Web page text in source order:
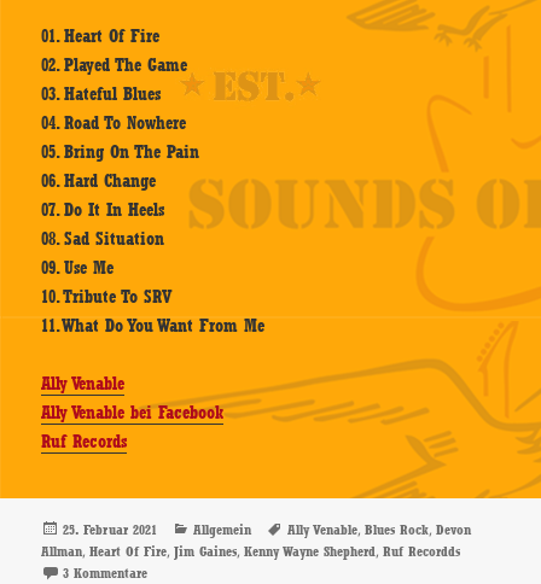
01. Heart Of Fire
02. Played The Game
03. Hateful Blues
04. Road To Nowhere
05. Bring On The Pain
06. Hard Change
07. Do It In Heels
08. Sad Situation
09. Use Me
10. Tribute To SRV
11. What Do You Want From Me
Ally Venable
Ally Venable bei Facebook
Ruf Records
Veröffentlicht
am
25. Februar 2021 Kategorien
Allgemein Schlagwörter
Ally Venable,Blues Rock,Devon
Allman,Heart Of Fire,Jim Gaines,Kenny Wayne Shepherd,Ruf Recordds
3 Kommentarezu Ally Venable – Heart Of Fire – CD-Review